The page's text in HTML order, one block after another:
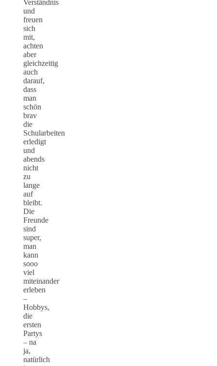
Verständnis
und
freuen
sich
mit,
achten
aber
gleichzeitig
auch
darauf,
dass
man
schön
brav
die
Schularbeiten
erledigt
und
abends
nicht
zu
lange
auf
bleibt.
Die
Freunde
sind
super,
man
kann
sooo
viel
miteinander
erleben
–
Hobbys,
die
ersten
Partys
– na
ja,
natürlich